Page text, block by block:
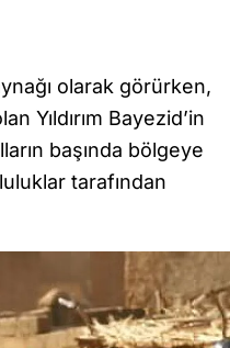
olarak görürken,
Yıldırım Bayezid’in
başında bölgeye
tarafından